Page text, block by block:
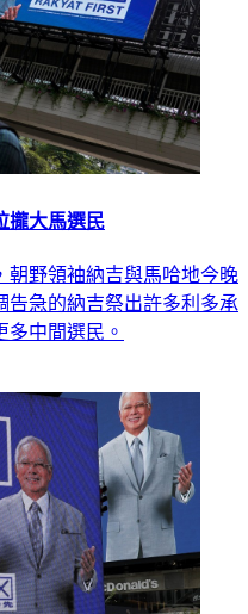
攏大馬選民
朝野領袖納吉與馬哈地今晚
告急的納吉祭出許多利多承
中間選民。